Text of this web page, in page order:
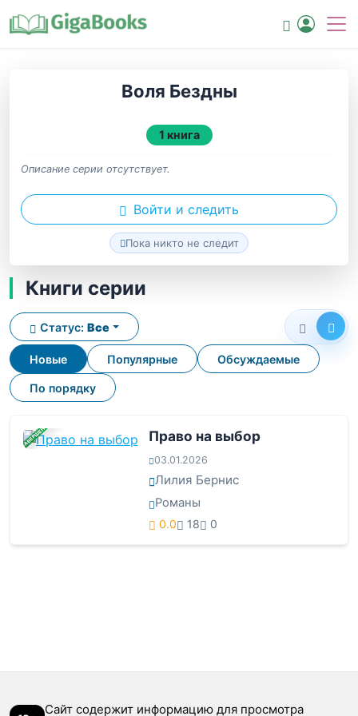
Воля Бездны
1 книга
Описание серии отсутствует.
Войти и следить
Пока никто не следит
Книги серии
Новые Популярные Обсуждаемые
По порядку
Статус: Все
ЗАВЕРШЕНА Право на выбор
03.01.2026
Лилия Бернис
Романы
0.0 18 0
Сайт содержит информацию для просмотра